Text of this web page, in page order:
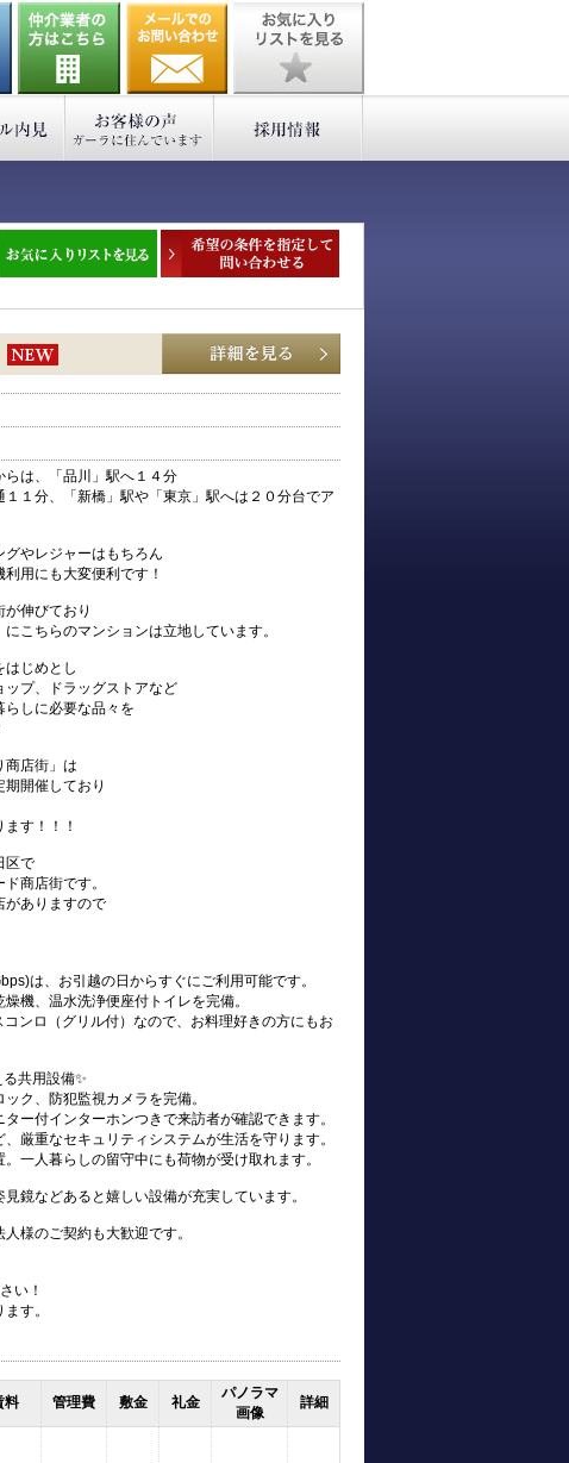
は、「品川」駅へ１４分
１１分、「新橋」駅や「東京」駅へは２０分台でア
やレジャーはもちろん
用にも大変便利です！
伸びており
こちらのマンションは立地しています。
はじめとし
ップ、ドラッグストアなど
しに必要な品々を
商店街」は
開催しており
す！！！
区で
商店街です。
がありますので
は、お引越の日からすぐにご利用可能です。
機、温水洗浄便座付トイレを完備。
ンロ（グリル付）なので、お料理好きの方にもお
共用設備✨
ク、防犯監視カメラを完備。
ー付インターホンつきで来訪者が確認できます。
厳重なセキュリティシステムが生活を守ります。
一人暮らしの留守中にも荷物が受け取れます。
鏡などあると嬉しい設備が充実しています。
様のご契約も大歓迎です。
い！
す。
料 管理費 敷金 礼金
パノラマ
画像
詳細